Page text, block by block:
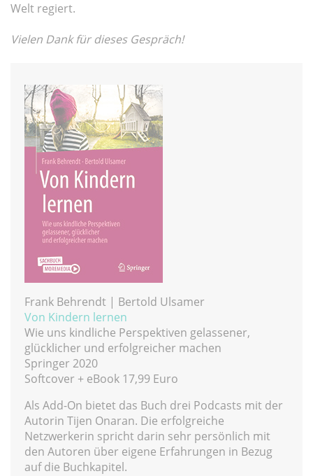
Welt regiert.
Vielen Dank für dieses Gespräch!
Frank Behrendt | Bertold Ulsamer
Von Kindern lernen
Wie uns kindliche Perspektiven gelassener,
glücklicher und erfolgreicher machen
Springer 2020
Softcover + eBook 17,99 Euro
Als Add-On bietet das Buch drei Podcasts mit der
Autorin Tijen Onaran. Die erfolgreiche
Netzwerkerin spricht darin sehr persönlich mit
den Autoren über eigene Erfahrungen in Bezug
auf die Buchkapitel.